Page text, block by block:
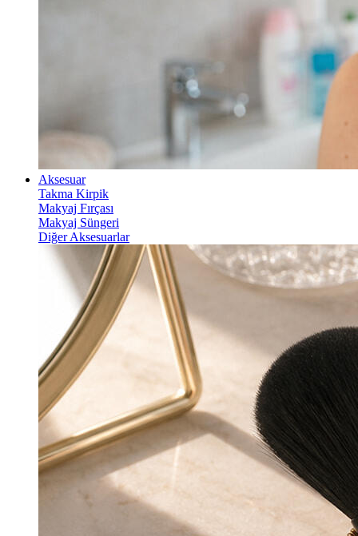
Aksesuar
Takma Kirpik
Makyaj Fırçası
Makyaj Süngeri
Diğer Aksesuarlar